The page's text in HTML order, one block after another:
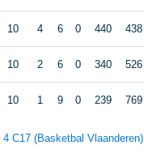
10 4 6 0 440 438
10 2 6 0 340 526
10 1 9 0 239 769
C17 (Basketbal Vlaanderen)